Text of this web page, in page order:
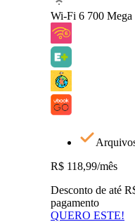
Wi-Fi 6 700 Mega
R$ 118,99/mês
Desconto de até
pagamento
QUERO ESTE!